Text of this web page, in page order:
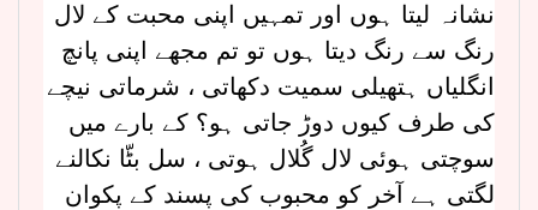
نشانہ لیتا ہوں اور تمہیں اپنی محبت کے لال
رنگ سے رنگ دیتا ہوں تو تم مجھے اپنی پانچ
انگلیاں ہتھیلی سمیت دکھاتی ، شرماتی نیچے
کی طرف کیوں دوڑ جاتی ہو؟ کے بارے میں
سوچتی ہوئی لال گُلال ہوتی ، سل بٹّا نکالنے
لگتی ہے آخر کو محبوب کی پسند کے پکوان